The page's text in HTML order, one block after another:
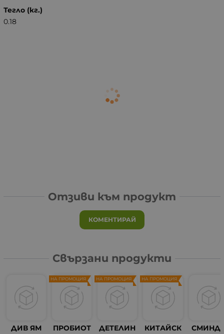
Тегло (кг.)
0.18
Отзиви към продукт
КОМЕНТИРАЙ
Свързани продукти
ДИВ ЯМ
ПРОБИОТ
НА ПРОМОЦИЯ
ДЕТЕЛИН
НА ПРОМОЦИЯ
КИТАЙСК
НА ПРОМОЦИЯ